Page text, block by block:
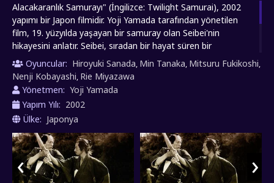
Alacakaranlık Samurayı" (İngilizce: Twilight Samurai), 2002
yapımı bir Japon filmidir. Yoji Yamada tarafından yönetilen
film, 19. yüzyılda yaşayan bir samuray olan Seibei'nin
hikayesini anlatır. Seibei, sıradan bir hayat süren bir
samuraydır ve ailesine bakmak zorundadır. Ancak,
beklenmedik bir şekilde eski bir rakibiyle karşılaşır ve hayatı bir
kez daha değişir. Film, sıradan bir adamın iç dünyasını ve
samuray değerlerini incelerken, aynı zamanda Japonya'nın
dönemindeki sosyal ve kültürel yapısını da ele alır.
Oyuncular: Hiroyuki Sanada, Min Tanaka, Mitsuru Fukikoshi,
Nenji Kobayashi, Rie Miyazawa
Yönetmen: Yoji Yamada
Yapım Yılı: 2002
Ülke: Japonya
‹ ›